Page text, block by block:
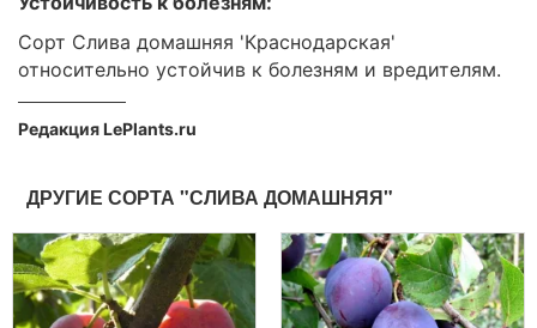
Сорт Слива домашняя 'Краснодарская'
относительно устойчив к болезням и вредителям.
Редакция LePlants.ru
ДРУГИЕ СОРТА "СЛИВА ДОМАШНЯЯ"